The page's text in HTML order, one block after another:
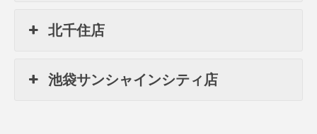
北千住店
池袋サンシャインシティ店